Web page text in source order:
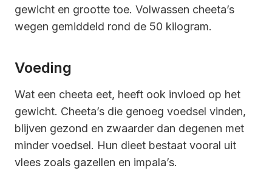
gewicht en grootte toe. Volwassen cheeta’s
wegen gemiddeld rond de 50 kilogram.
Voeding
Wat een cheeta eet, heeft ook invloed op het
gewicht. Cheeta’s die genoeg voedsel vinden,
blijven gezond en zwaarder dan degenen met
minder voedsel. Hun dieet bestaat vooral uit
vlees zoals gazellen en impala’s.